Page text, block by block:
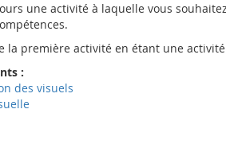
une activité à laquelle vous
la première activité en étant une
:
des visuels